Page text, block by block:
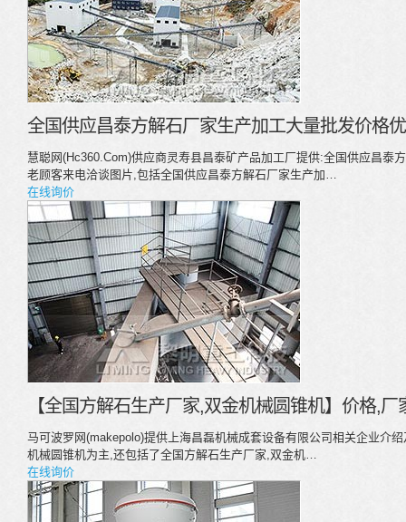
全国供应昌泰方解石厂家生产加工大量批发价格
慧聪网(Hc360.Com)供应商灵寿县昌泰矿产品加工厂提供:全国供应昌泰
老顾客来电洽谈图片,包括全国供应昌泰方解石厂家生产加…
在线询价
【全国方解石生产厂家,双金机械圆锥机】价格,
马可波罗网(makepolo)提供上海昌磊机械成套设备有限公司相关企业介
机械圆锥机为主,还包括了全国方解石生产厂家,双金机…
在线询价